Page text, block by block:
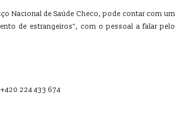
Nacional de Saúde Checo, pode contar com um
de estrangeiros”, com o pessoal a falar pelo
224 433 674